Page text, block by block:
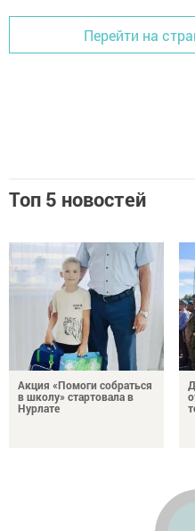
Перейти на
Топ 5 новостей
Акция «Помоги собраться
в школу» стартовала в
Нурлате